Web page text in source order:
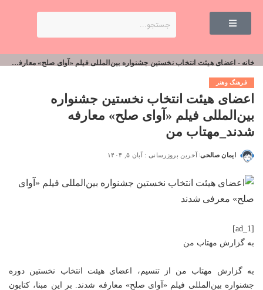
خانه - اعضای هیئت انتخاب نخستین جشنواره بین‌المللی فیلم «آوای صلح» معارفه شدند_مهتاب من
فرهنگ وهنر
اعضای هیئت انتخاب نخستین جشنواره
بین‌المللی فیلم «آوای صلح» معارفه
شدند_مهتاب من
ایمان صالحی آخرین بروزرسانی : آبان ۵, ۱۴۰۴
[ad_1]
به گزارش مهتاب من
به گزارش مهتاب من از تنسیم، اعضای هیئت انتخاب نخستین دوره
جشنواره بین‌المللی فیلم «آوای صلح» معارفه شدند. بر این مبنا، کتایون